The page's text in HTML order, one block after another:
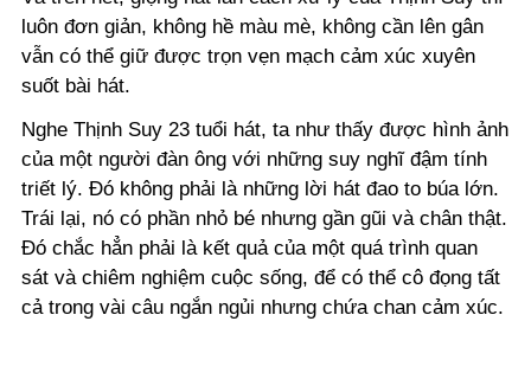
luôn đơn giản, không hề màu mè, không cần lên gân
vẫn có thể giữ được trọn vẹn mạch cảm xúc xuyên
suốt bài hát.
Nghe Thịnh Suy 23 tuổi hát, ta như thấy được hình ảnh
của một người đàn ông với những suy nghĩ đậm tính
triết lý. Đó không phải là những lời hát đao to búa lớn.
Trái lại, nó có phần nhỏ bé nhưng gần gũi và chân thật.
Đó chắc hẳn phải là kết quả của một quá trình quan
sát và chiêm nghiệm cuộc sống, để có thể cô đọng tất
cả trong vài câu ngắn ngủi nhưng chứa chan cảm xúc.